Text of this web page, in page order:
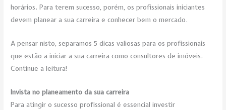
horários. Para terem sucesso, porém, os profissionais iniciantes
devem planear a sua carreira e conhecer bem o mercado.
A pensar nisto, separamos 5 dicas valiosas para os profissionais
que estão a iniciar a sua carreira como consultores de imóveis.
Continue a leitura!
Invista no planeamento da sua carreira
Para atingir o sucesso profissional é essencial investir